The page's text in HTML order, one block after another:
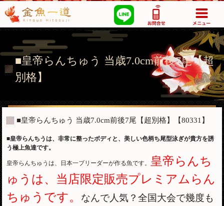
■皇帝らんちゅう 当歳7.0cm前後7尾【超
別格】
■皇帝らんちゅう 当歳7.0cm前後7尾【超別格】 【80331】
■皇帝らんちうは、非常に整ったボディと、美しい色柄ち尾型泳ぎが貴方を誘
う極上魚達です。
皇帝らんちゅうは、日本一ブリーダーが作る魚です。
皇帝らんち
ゅうは、当店限定販売プレミアムらん
ちゅうです。
なんで人気？全国大会で幾度も